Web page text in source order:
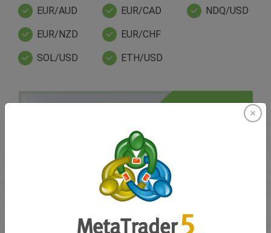
EUR/AUD
EUR/NZD
SOL/USD
EUR/CAD
EUR/CHF
ETH/USD
NDQ/USD